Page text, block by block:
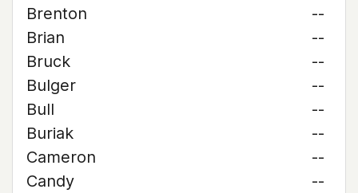
Brenton
--
Brian
--
Bruck
--
Bulger
--
Bull
--
Buriak
--
Cameron
--
Candy
--